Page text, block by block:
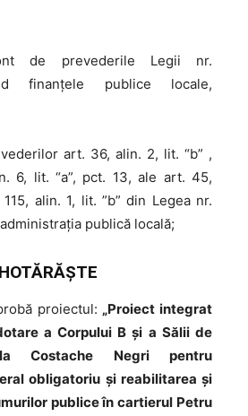
de prevederile Legii nr.
finanţele publice locale,
art. 36, alin. 2, lit. “b” ,
6, lit. “a”, pct. 13, ale art. 45,
alin. 1, lit. ”b” din Legea nr.
publică locală;
HOTĂRĂŞTE
proiectul: „Proiect integrat
a Corpului B şi a Sălii de
Costache Negri pentru
obligatoriu şi reabilitarea şi
publice în cartierul Petru